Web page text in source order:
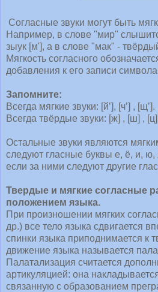
Согласные звуки могут быть
Например, в слове "мир"
зыук [м'], а в слове "мак" -
Мягкость согласного
добавления к его записи
Запомните:
Всегда мягкие звуки: [й’], [ч’] , [щ’].
Всегда твёрдые звуки: [ж] , [ш] ,
Остальные звуки являются
следуют гласные буквы е, ё, и,
если за ними следуют другие
Твердые и мягкие согласные
положением языка.
При произношении мягких
др.) все тело языка сдвигается
спинки языка приподнимается к
движение языка называется
Палатализация считается
артикуляцией: она
связанную с образованием